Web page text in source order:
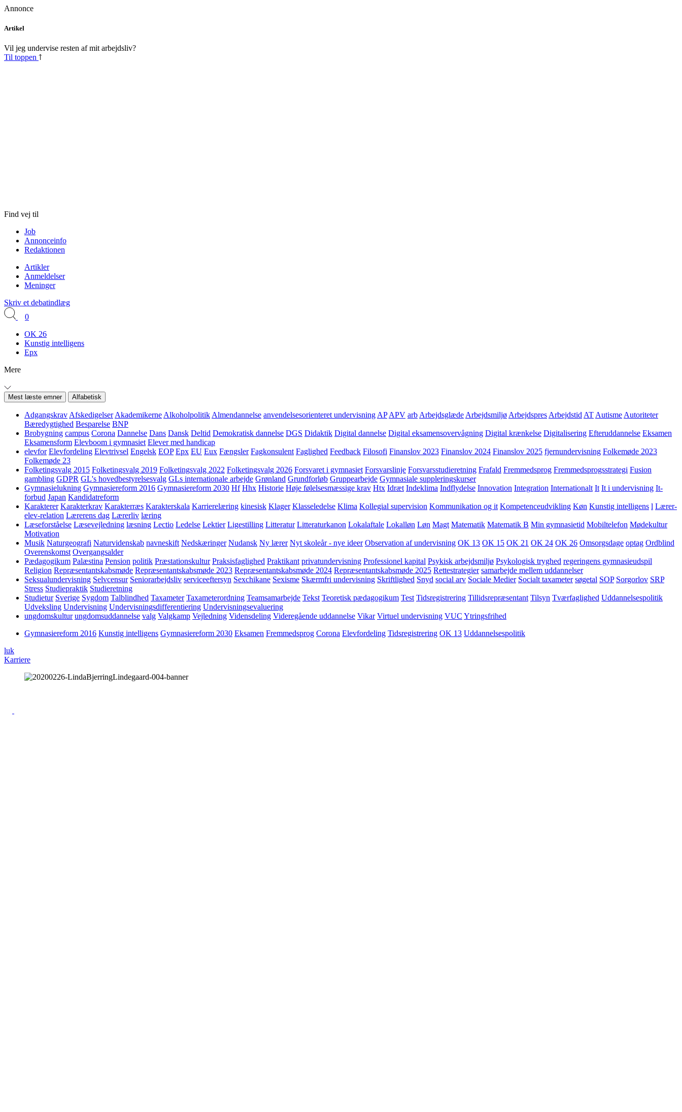
Annonce
Skip
content
Artikel
Vil jeg undervise resten af mit arbejdsliv?
Til toppen
Find vej til
Job
Annonceinfo
Redaktionen
Artikler
Anmeldelser
Meninger
Skriv et debatindlæg
0
OK 26
Kunstig intelligens
Epx
Mere
Mest læste emner Alfabetisk
Adgangskrav Afskedigelser Akademikerne Alkoholpolitik Almendannelse anvendelsesorienteret undervisning AP APV arb Arbejdsglæde Arbejdsmiljø Arbejdspres Arbejdstid AT Autisme Autoriteter
Bæredygtighed Besparelse BNP
Brobygning campus Corona Dannelse Dans Dansk Deltid Demokratisk dannelse DGS Didaktik Digital dannelse Digital eksamensovervågning Digital krænkelse Digitalisering Efteruddannelse Eksamen
Eksamensform Elevboom i gymnasiet Elever med handicap
elevfor Elevfordeling Elevtrivsel Engelsk EOP Epx EU Eux Fængsler Fagkonsulent Faglighed Feedback Filosofi Finanslov 2023 Finanslov 2024 Finanslov 2025 fjernundervisning Folkemøde 2023
Folkemøde 23
Folketingsvalg 2015 Folketingsvalg 2019 Folketingsvalg 2022 Folketingsvalg 2026 Forsvaret i gymnasiet Forsvarslinje Forsvarsstudieretning Frafald Fremmedsprog Fremmedsprogsstrategi Fusion
gambling GDPR GL's hovedbestyrelsesvalg GLs internationale arbejde Grønland Grundforløb Gruppearbejde Gymnasiale suppleringskurser
Gymnasielukning Gymnasiereform 2016 Gymnasiereform 2030 Hf Hhx Historie Høje følelsesmæssige krav Htx Idræt Indeklima Indflydelse Innovation Integration Internationalt It It i undervisning It-
forbud Japan Kandidatreform
Karakterer Karakterkrav Karakterræs Karakterskala Karrierelæring kinesisk Klager Klasseledelse Klima Kollegial supervision Kommunikation og it Kompetenceudvikling Køn Kunstig intelligens l Lærer-
elev-relation Lærerens dag Lærerliv læring
Læseforståelse Læsevejledning læsning Lectio Ledelse Lektier Ligestilling Litteratur Litteraturkanon Lokalaftale Lokalløn Løn Magt Matematik Matematik B Min gymnasietid Mobiltelefon Mødekultur
Motivation
Musik Naturgeografi Naturvidenskab navneskift Nedskæringer Nudansk Ny lærer Nyt skoleår - nye ideer Observation af undervisning OK 13 OK 15 OK 21 OK 24 OK 26 Omsorgsdage optag Ordblind
Overenskomst Overgangsalder
Pædagogikum Palæstina Pension politik Præstationskultur Praksisfaglighed Praktikant privatundervisning Professionel kapital Psykisk arbejdsmiljø Psykologisk tryghed regeringens gymnasieudspil
Religion Repræsentantskabsmøde Repræsentantskabsmøde 2023 Repræsentantskabsmøde 2024 Repræsentantskabsmøde 2025 Rettestrategier samarbejde mellem uddannelser
Seksualundervisning Selvcensur Seniorarbejdsliv serviceeftersyn Sexchikane Sexisme Skærmfri undervisning Skriftlighed Snyd social arv Sociale Medier Socialt taxameter søgetal SOP Sorgorlov SRP
Stress Studiepraktik Studieretning
Studietur Sverige Sygdom Talblindhed Taxameter Taxameterordning Teamsamarbejde Tekst Teoretisk pædagogikum Test Tidsregistrering Tillidsrepræsentant Tilsyn Tværfaglighed Uddannelsespolitik
Udveksling Undervisning Undervisningsdifferentiering Undervisningsevaluering
ungdomskultur ungdomsuddannelse valg Valgkamp Vejledning Vidensdeling Videregående uddannelse Vikar Virtuel undervisning VUC Ytringsfrihed
Gymnasiereform 2016 Kunstig intelligens Gymnasiereform 2030 Eksamen Fremmedsprog Corona Elevfordeling Tidsregistrering OK 13 Uddannelsespolitik
luk
Karriere